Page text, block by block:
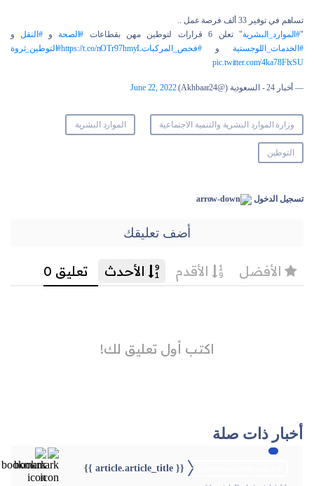
تساهم في توفير 33 ألف فرصة عمل ..
"#الموارد_البشرية" تعلن 6 قرارات لتوطين مهن بقطاعات #الصحةو#النقلو
#الخدمات_اللوجستيةو#فحص_المركباتhttps://t.co/nOTr97hmyL#التوطين_ثروة
pic.twitter.com/4ka78FlxSU
— أخبار 24 - السعودية (@Akhbaar24) June 22, 2022
وزارة الموارد البشرية والتنمية الاجتماعية الموارد البشرية
التوطين
تسجيل الدخول
أضف تعليقك
أخبار ذات صلة
{{ article.article_title }}